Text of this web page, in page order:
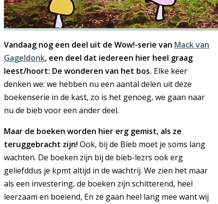
Vandaag nog een deel uit de Wow!-serie van Mack van
Gageldonk, een deel dat iedereen hier heel graag
leest/hoort: De wonderen van het bos. Elke keer
denken we: we hebben nu een aantal delen uit deze
boekenserie in de kast, zo is het genoeg, we gaan naar
nu de bieb voor een ander deel.
Maar de boeken worden hier erg gemist, als ze
teruggebracht zijn! Ook, bij de Bieb moet je soms lang
wachten. De boeken zijn bij de bieb-lezrs ook erg
geliefddus je kpmt altijd in de wachtrij. We zien het maar
als een investering, de boeken zijn schitterend, heel
leerzaam en boeiend, En ze gaan heel lang mee want wij